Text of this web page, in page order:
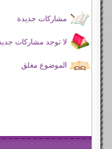
مشاركات جديدة
لا توجد مشاركات
الموضوع مغلق